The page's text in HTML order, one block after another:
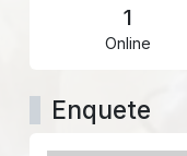
1
Online
Enquete